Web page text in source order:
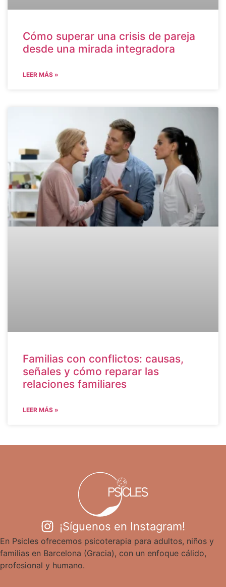
Cómo superar una crisis de pareja
desde una mirada integradora
LEER MÁS »
Familias con conflictos: causas,
señales y cómo reparar las
relaciones familiares
LEER MÁS »
¡Síguenos en Instagram!
En Psicles ofrecemos psicoterapia para adultos, niños y
familias en Barcelona (Gracia), con un enfoque cálido,
profesional y humano.